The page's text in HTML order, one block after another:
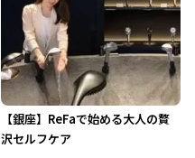
【銀座】ReFaで始める大人の贅
沢セルフケア